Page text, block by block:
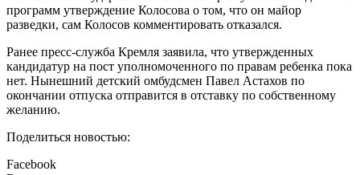
программ утверждение Колосова о том, что он майор
разведки, сам Колосов комментировать отказался.
Ранее пресс-служба Кремля заявила, что утвержденных
кандидатур на пост уполномоченного по правам ребенка пока
нет. Нынешний детский омбудсмен Павел Астахов по
окончании отпуска отправится в отставку по собственному
желанию.
Поделиться новостью:
Facebook